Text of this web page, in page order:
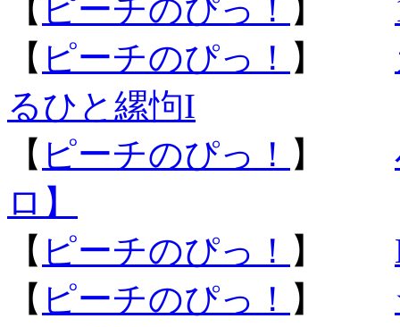
【 ピーチのぴっ！ 】
【 ピーチのぴっ！ 】
るひと縲怐I
【 ピーチのぴっ！ 】
ロ】
【 ピーチのぴっ！ 】
【 ピーチのぴっ！ 】